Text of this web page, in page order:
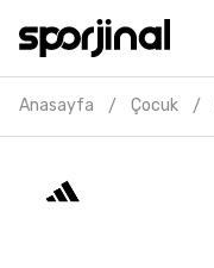
Anasayfa / Çocuk /